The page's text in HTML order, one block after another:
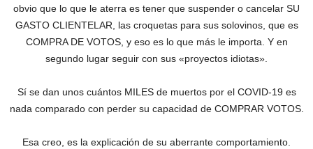
obvio que lo que le aterra es tener que suspender o cancelar SU
GASTO CLIENTELAR, las croquetas para sus solovinos, que es
COMPRA DE VOTOS, y eso es lo que más le importa. Y en
segundo lugar seguir con sus «proyectos idiotas».
Sí se dan unos cuántos MILES de muertos por el COVID-19 es
nada comparado con perder su capacidad de COMPRAR VOTOS.
Esa creo, es la explicación de su aberrante comportamiento.